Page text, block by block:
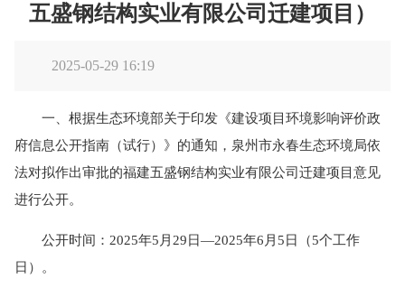
五盛钢结构实业有限公司迁建项目）
2025-05-29 16:19
一、根据生态环境部关于印发《建设项目环境影响评价政
府信息公开指南（试行）》的通知，泉州市永春生态环境局依
法对拟作出审批的福建五盛钢结构实业有限公司迁建项目意见
进行公开。
公开时间：2025年5月29日—2025年6月5日（5个工作
日）。